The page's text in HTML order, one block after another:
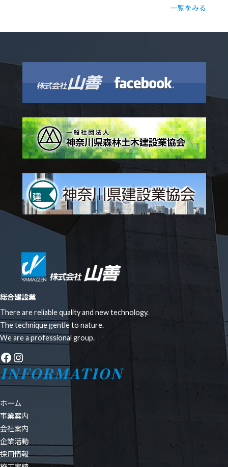
一覧をみる
総合建設業
There are reliable quality and new technology.
The technique gentle to nature.
We are a professional group.
Facebook
Instagram
INFORMATION
ホーム
事業案内
会社案内
企業活動
採用情報